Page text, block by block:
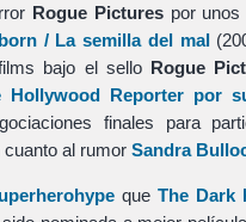
Rogue Picturespor unos
/ La semilla del mal
bajo el sello Rogue
Hollywood Reporter por
finales para
cuanto al rumor Sandra
que The Dark